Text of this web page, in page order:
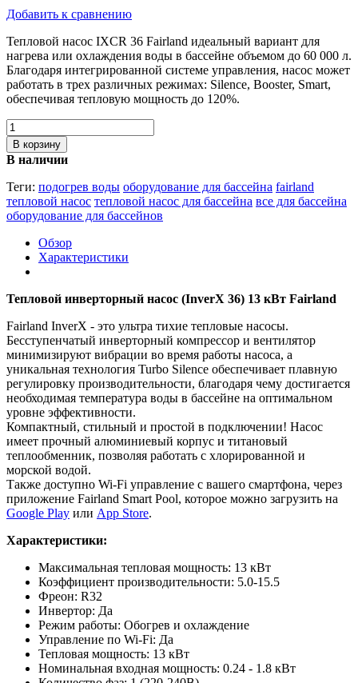
Добавить к сравнению
Тепловой насос IXCR 36 Fairland идеальный вариант для
нагрева или охлаждения воды в бассейне объемом до 60 000 л.
Благодаря интегрированной системе управления, насос может
работать в трех различных режимах: Silence, Booster, Smart,
обеспечивая тепловую мощность до 120%.
В корзину
В наличии
Теги: подогрев воды оборудование для бассейна fairland
тепловой насос тепловой насос для бассейна все для бассейна
оборудование для бассейнов
Обзор
Характеристики
Тепловой инверторный насос (InverX 36) 13 кВт Fairland
Fairland InverX - это ультра тихие тепловые насосы.
Бесступенчатый инверторный компрессор и вентилятор
минимизируют вибрации во время работы насоса, а
уникальная технология Turbo Silence обеспечивает плавную
регулировку производительности, благодаря чему достигается
необходимая температура воды в бассейне на оптимальном
уровне эффективности.
Компактный, стильный и простой в подключении! Насос
имеет прочный алюминиевый корпус и титановый
теплообменник, позволяя работать с хлорированной и
морской водой.
Также доступно Wi-Fi управление с вашего смартфона, через
приложение Fairland Smart Pool, которое можно загрузить на
Google Play или App Store.
Характеристики:
Максимальная тепловая мощность: 13 кВт
Коэффициент производительности: 5.0-15.5
Фреон: R32
Инвертор: Да
Режим работы: Обогрев и охлаждение
Управление по Wi-Fi: Да
Тепловая мощность: 13 кВт
Номинальная входная мощность: 0.24 - 1.8 кВт